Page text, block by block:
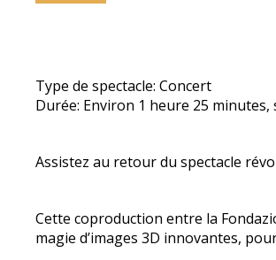
Type de spectacle: Concert
Durée: Environ 1 heure 25 minutes,
Assistez au retour du spectacle
Cette coproduction entre la
magie d’images 3D innovantes,